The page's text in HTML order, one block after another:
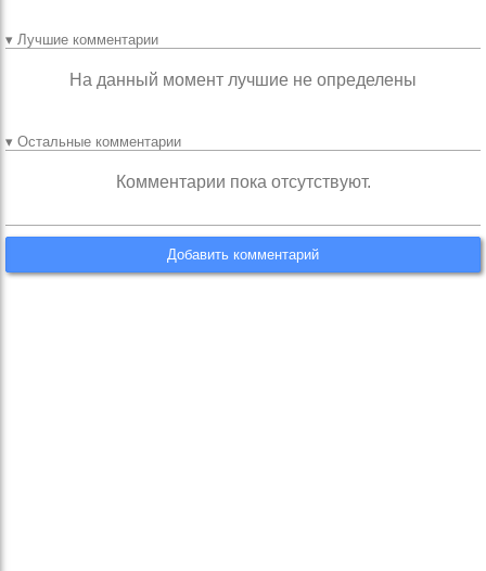
▾ Лучшие комментарии
На данный момент лучшие не определены
▾ Остальные комментарии
Комментарии пока отсутствуют.
Добавить комментарий